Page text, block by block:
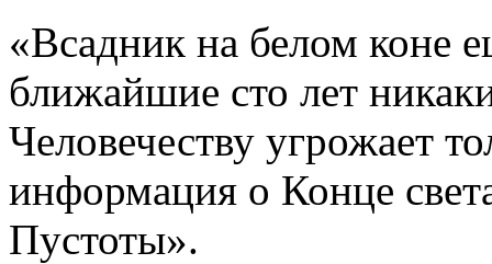
«Всадник на белом коне
ближайшие сто лет
Человечеству угрожает
информация о Конце
Пустоты».